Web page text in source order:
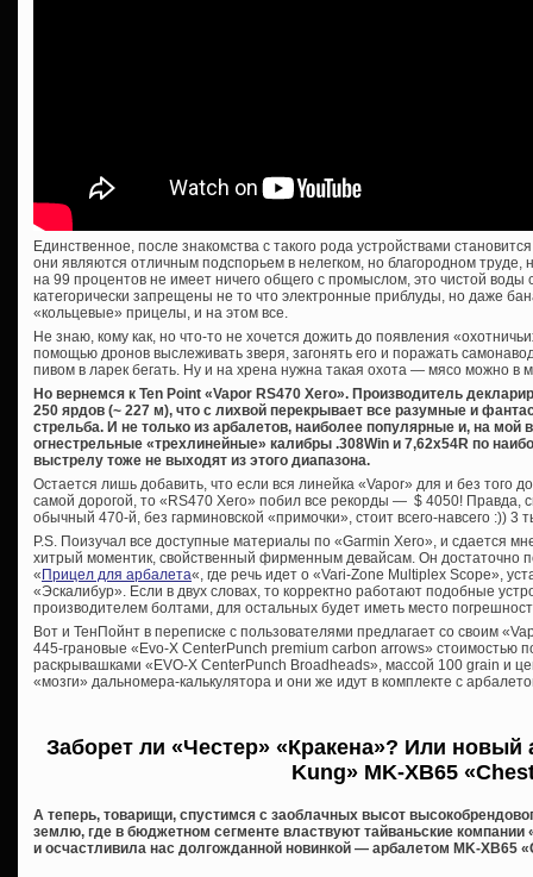
Единственное, после знакомства с такого рода устройствами
они являются отличным подспорьем в нелегком, но благородном
на 99 процентов не имеет ничего общего с промыслом, это чистой воды
категорически запрещены не то что электронные приблуды, но даже
«кольцевые» прицелы, и на этом все.
Не знаю, кому как, но что-то не хочется дожить до появления
помощью дронов выслеживать зверя, загонять его и поражать
пивом в ларек бегать. Ну и на хрена нужна такая охота — мясо можно в
Но вернемся к Ten Point «Vapor RS470 Xero». Производитель
250 ярдов (~ 227 м), что с лихвой перекрывает все разумные и
стрельба. И не только из арбалетов, наиболее популярные и, на
огнестрельные «трехлинейные» калибры .308Win и 7,62х54R по
выстрелу тоже не выходят из этого диапазона.
Остается лишь добавить, что если вся линейка «Vapor» для и без того
самой дорогой, то «RS470 Xero» побил все рекорды — $ 4050! Правда,
обычный 470-й, без гарминовской «примочки», стоит всего-навсего :)) 3
P.S. Поизучал все доступные материалы по «Garmin Xero», и сдается
хитрый моментик, свойственный фирменным девайсам. Он достаточно
«Прицел для арбалета«, где речь идет о «Vari-Zone Multiplex Scope»,
«Эскалибур». Если в двух словах, то корректно работают подобные
производителем болтами, для остальных будет иметь место
Вот и ТенПойнт в переписке с пользователями предлагает со своим
445-грановые «Evo-X CenterPunch premium carbon arrows» стоимостью
раскрывашками «EVO-X CenterPunch Broadheads», массой 100 grain и
«мозги» дальномера-калькулятора и они же идут в комплекте с
Заборет ли «Честер» «Кракена»? Или новый
Kung» MK-XB65
А теперь, товарищи, спустимся с заоблачных высот
землю, где в бюджетном сегменте властвуют тайваньские компании
и осчастливила нас долгожданной новинкой — арбалетом MK-XB65